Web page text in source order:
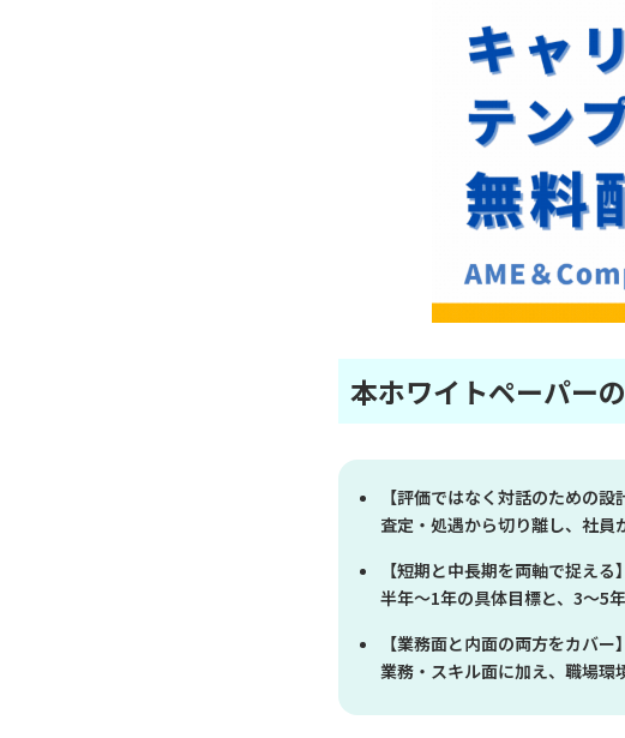
本ホワイトペーパー
【評価ではなく対話のための設
査定・処遇から切り離し、社員
【短期と中長期を両軸で捉える】
半年〜1年の具体目標と、3〜5
【業務面と内面の両方をカバー】
業務・スキル面に加え、職場環